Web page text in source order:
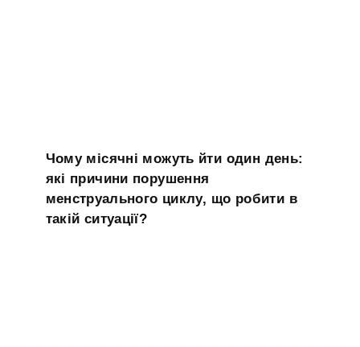
Чому місячні можуть йти один день:
які причини порушення
менструального циклу, що робити в
такій ситуації?